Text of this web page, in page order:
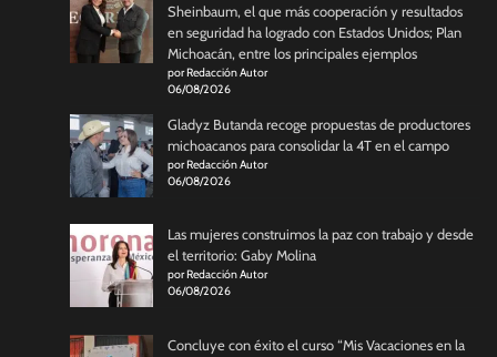
Sheinbaum, el que más cooperación y resultados
en seguridad ha logrado con Estados Unidos; Plan
Michoacán, entre los principales ejemplos
por Redacción Autor
06/08/2026
Gladyz Butanda recoge propuestas de productores
michoacanos para consolidar la 4T en el campo
por Redacción Autor
06/08/2026
Las mujeres construimos la paz con trabajo y desde
el territorio: Gaby Molina
por Redacción Autor
06/08/2026
Concluye con éxito el curso “Mis Vacaciones en la